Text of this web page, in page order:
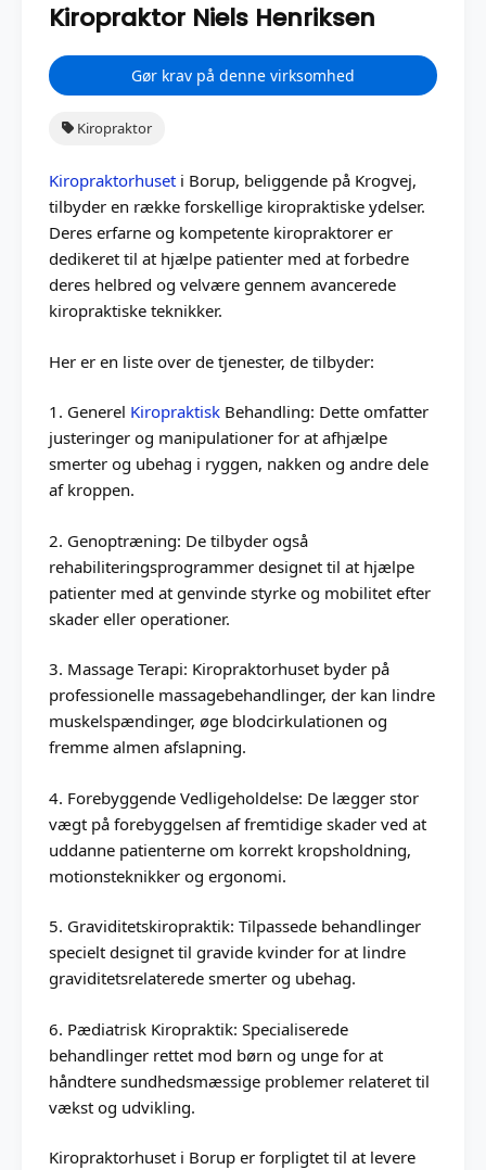
Kiropraktor Niels Henriksen
Gør krav på denne virksomhed
Kiropraktor
Kiropraktorhuset i Borup, beliggende på Krogvej,
tilbyder en række forskellige kiropraktiske ydelser.
Deres erfarne og kompetente kiropraktorer er
dedikeret til at hjælpe patienter med at forbedre
deres helbred og velvære gennem avancerede
kiropraktiske teknikker.
Her er en liste over de tjenester, de tilbyder:
1. Generel Kiropraktisk Behandling: Dette omfatter
justeringer og manipulationer for at afhjælpe
smerter og ubehag i ryggen, nakken og andre dele
af kroppen.
2. Genoptræning: De tilbyder også
rehabiliteringsprogrammer designet til at hjælpe
patienter med at genvinde styrke og mobilitet efter
skader eller operationer.
3. Massage Terapi: Kiropraktorhuset byder på
professionelle massagebehandlinger, der kan lindre
muskelspændinger, øge blodcirkulationen og
fremme almen afslapning.
4. Forebyggende Vedligeholdelse: De lægger stor
vægt på forebyggelsen af fremtidige skader ved at
uddanne patienterne om korrekt kropsholdning,
motionsteknikker og ergonomi.
5. Graviditetskiropraktik: Tilpassede behandlinger
specielt designet til gravide kvinder for at lindre
graviditetsrelaterede smerter og ubehag.
6. Pædiatrisk Kiropraktik: Specialiserede
behandlinger rettet mod børn og unge for at
håndtere sundhedsmæssige problemer relateret til
vækst og udvikling.
Kiropraktorhuset i Borup er forpligtet til at levere